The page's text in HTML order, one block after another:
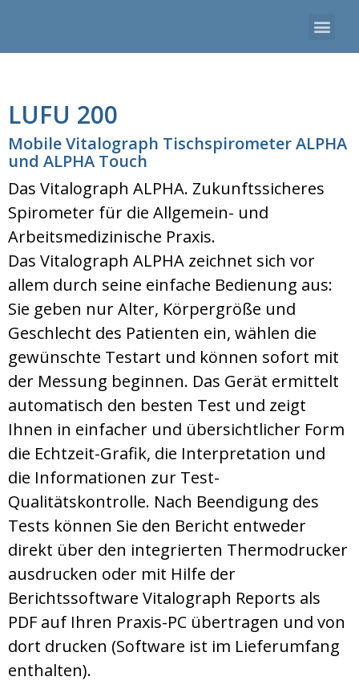
LUFU 200
Mobile Vitalograph Tischspirometer ALPHA
und ALPHA Touch
Das Vitalograph ALPHA. Zukunftssicheres
Spirometer für die Allgemein- und
Arbeitsmedizinische Praxis.
Das Vitalograph ALPHA zeichnet sich vor
allem durch seine einfache Bedienung aus:
Sie geben nur Alter, Körpergröße und
Geschlecht des Patienten ein, wählen die
gewünschte Testart und können sofort mit
der Messung beginnen. Das Gerät ermittelt
automatisch den besten Test und zeigt
Ihnen in einfacher und übersichtlicher Form
die Echtzeit-Grafik, die Interpretation und
die Informationen zur Test-
Qualitätskontrolle. Nach Beendigung des
Tests können Sie den Bericht entweder
direkt über den integrierten Thermodrucker
ausdrucken oder mit Hilfe der
Berichtssoftware Vitalograph Reports als
PDF auf Ihren Praxis-PC übertragen und von
dort drucken (Software ist im Lieferumfang
enthalten).